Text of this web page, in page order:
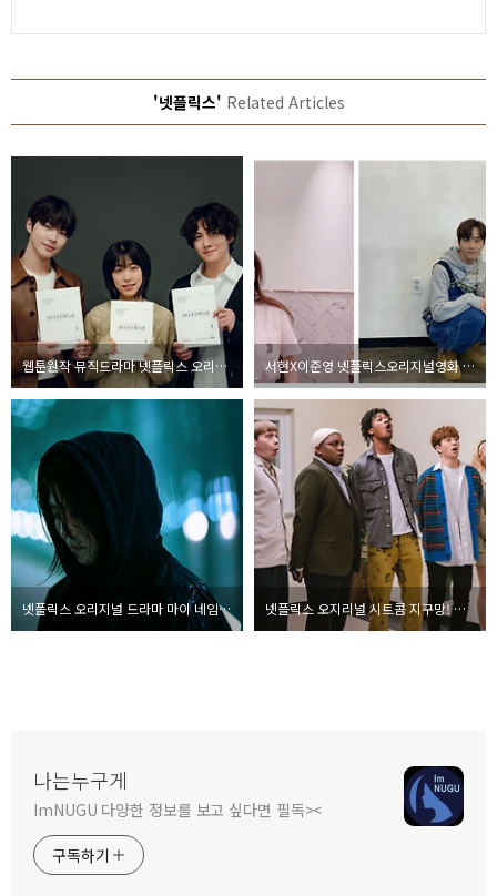
'넷플릭스' Related Articles
웹툰원작 뮤직드라마 넷플릭스 오리지널 안나라수마나라 서현X이준영 넷플릭스오리지널영화 모럴센스
넷플릭스 오리지널 드라마 마이 네임 / 언더커버 네메시스 (가제) 넷플릭스 오지리널 시트콤 지구망! 내일 지구가 망해버렸으면 좋겠어
나는누구게
ImNUGU 다양한 정보를 보고 싶다면 필독><
구독하기